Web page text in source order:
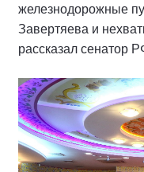
железнодорожные
Завертяева и
рассказал сенатор